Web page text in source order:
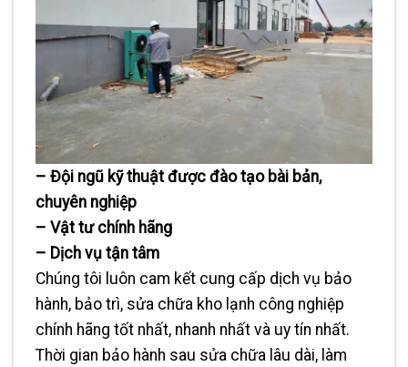
– Đội ngũ kỹ thuật được đào tạo bài bản,
chuyên nghiệp
– Vật tư chính hãng
– Dịch vụ tận tâm
Chúng tôi luôn cam kết cung cấp dịch vụ bảo
hành, bảo trì, sửa chữa kho lạnh công nghiệp
chính hãng tốt nhất, nhanh nhất và uy tín nhất.
Thời gian bảo hành sau sửa chữa lâu dài, làm